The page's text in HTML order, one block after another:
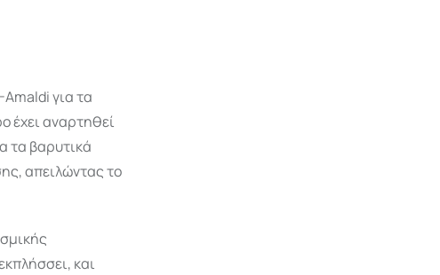
για τα
έχει αναρτηθεί
τα βαρυτικά
απειλώντας το
και